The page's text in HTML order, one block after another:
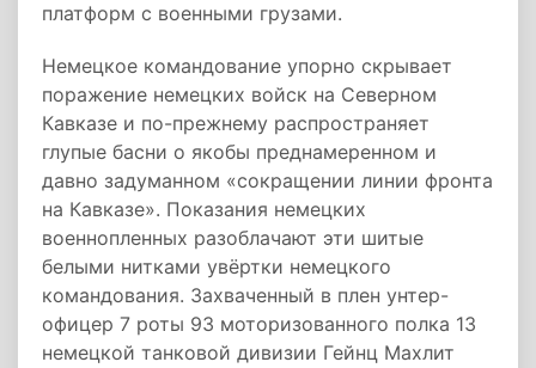
платформ с военными грузами.
Немецкое командование упорно скрывает
поражение немецких войск на Северном
Кавказе и по-прежнему распространяет
глупые басни о якобы преднамеренном и
давно задуманном «сокращении линии фронта
на Кавказе». Показания немецких
военнопленных разоблачают эти шитые
белыми нитками увёртки немецкого
командования. Захваченный в плен унтер-
офицер 7 роты 93 моторизованного полка 13
немецкой танковой дивизии Гейнц Махлит